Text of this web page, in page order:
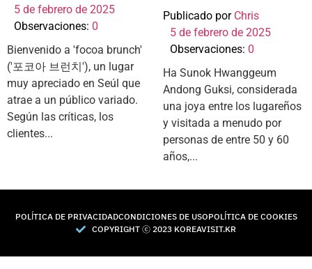
5 de febrero de 2025
Observaciones: 0
Bienvenido a 'focoa brunch'
('포코아 브런치'), un lugar
muy apreciado en Seúl que
atrae a un público variado.
Según las críticas, los
clientes...
Publicado por Chris
5 de febrero de 2025
Observaciones: 0
Ha Sunok Hwanggeum
Andong Guksi, considerada
una joya entre los lugareños
y visitada a menudo por
personas de entre 50 y 60
años,...
POLÍTICA DE PRIVACIDADCONDICIONES DE USOPOLÍTICA DE COOKIES
COPYRIGHT Ⓒ 2023 KOREAVISIT.KR